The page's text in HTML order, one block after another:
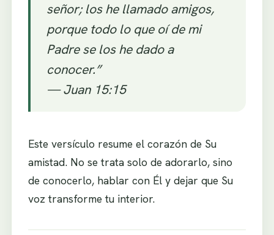
señor; los he llamado amigos,
porque todo lo que oí de mi
Padre se los he dado a
conocer.”
—Juan 15:15
Este versículo resume el corazón de Su
amistad. No se trata solo de adorarlo, sino
de conocerlo, hablar con Él y dejar que Su
voz transforme tu interior.